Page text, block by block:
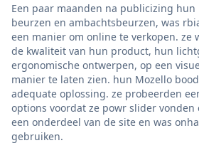
Een paar maanden na publicizing
beurzen en ambachtsbeurzen, was
een manier om online te verkopen. ze
de kwaliteit van hun product, hun
ergonomische ontwerpen, op een
manier te laten zien. hun Mozello
adequate oplossing. ze probeerden
options voordat ze powr slider vonden
een onderdeel van de site en was
gebruiken.